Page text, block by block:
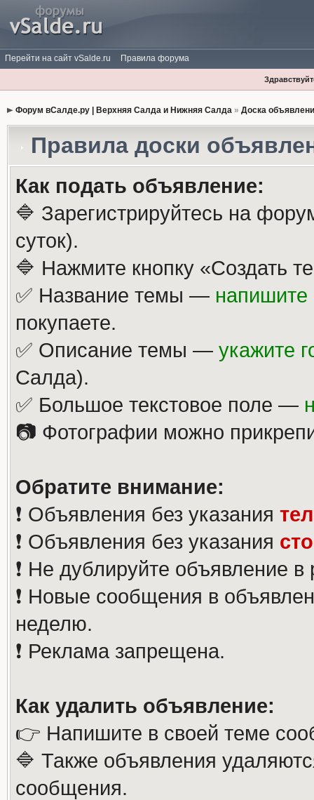
Перейти на сайт vSalde.ru Правила форума
Форум вСалде.ру | Верхняя Салда и Нижняя Салда» Доска
Правила доски
Как подать объявление:
🔷 Зарегистрируйтесь на
суток).
🔷 Нажмите кнопку «Создать
✅ Название темы — напишите
покупаете.
✅ Описание темы — укажите
Салда).
✅ Большое текстовое поле —
📷 Фотографии можно
Обратите внимание:
❗️ Объявления без указания
❗️ Объявления без указания
❗️ Не дублируйте объявление
❗️ Новые сообщения в
неделю.
❗️ Реклама запрещена.
Как удалить объявление:
👉 Напишите в своей теме
🔷 Также объявления
сообщения.